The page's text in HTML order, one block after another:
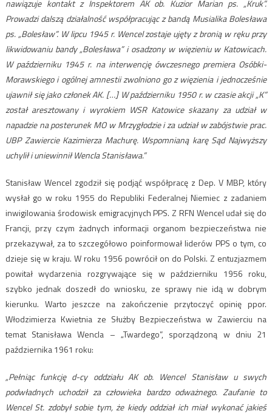
nawiązuje kontakt z Inspektorem AK ob. Kuzior Marian ps. „Kruk”.
Prowadzi dalszą działalność współpracując z bandą Musialika Bolesława
ps. „Bolesław”. W lipcu 1945 r. Wencel zostaje ujęty z bronią w ręku przy
likwidowaniu bandy „Bolesława” i osadzony w więzieniu w Katowicach.
W październiku 1945 r. na interwencję ówczesnego premiera Osóbki-
Morawskiego i ogólnej amnestii zwolniono go z więzienia i jednocześnie
ujawnił się jako członek AK. […] W październiku 1950 r. w czasie akcji „K”
został aresztowany i wyrokiem WSR Katowice skazany za udział w
napadzie na posterunek MO w Mrzygłodzie i za udział w zabójstwie prac.
UBP Zawiercie Kazimierza Machurę. Wspomnianą karę Sąd Najwyższy
uchylił i uniewinnił Wencla Stanisława.”
Stanisław Wencel zgodził się podjąć współpracę z Dep. V MBP, który
wysłał go w roku 1955 do Republiki Federalnej Niemiec z zadaniem
inwigilowania środowisk emigracyjnych PPS. Z RFN Wencel udał się do
Francji, przy czym żadnych informacji organom bezpieczeństwa nie
przekazywał, za to szczegółowo poinformował liderów PPS o tym, co
dzieje się w kraju. W roku 1956 powrócił on do Polski. Z entuzjazmem
powitał wydarzenia rozgrywające się w październiku 1956 roku,
szybko jednak doszedł do wniosku, ze sprawy nie idą w dobrym
kierunku. Warto jeszcze na zakończenie przytoczyć opinię ppor.
Włodzimierza Kwietnia ze Służby Bezpieczeństwa w Zawierciu na
temat Stanisława Wencla – „Twardego”, sporządzoną w dniu 21
października 1961 roku:
„Pełniąc funkcję d-cy oddziału AK ob. Wencel Stanisław u swych
podwładnych uchodził za człowieka bardzo odważnego. Zaufanie to
Wencel St. zdobył sobie tym, że kiedy oddział ich miał wykonać jakieś